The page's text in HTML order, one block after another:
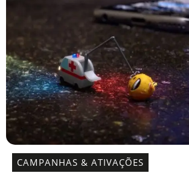
CAMPANHAS & ATIVAÇÕES